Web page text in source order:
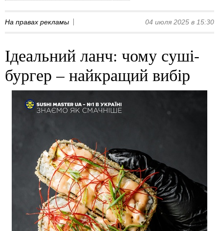
На правах рекламы 04 июля 2025 в 15:30
Ідеальний ланч: чому суші-
бургер – найкращий вибір